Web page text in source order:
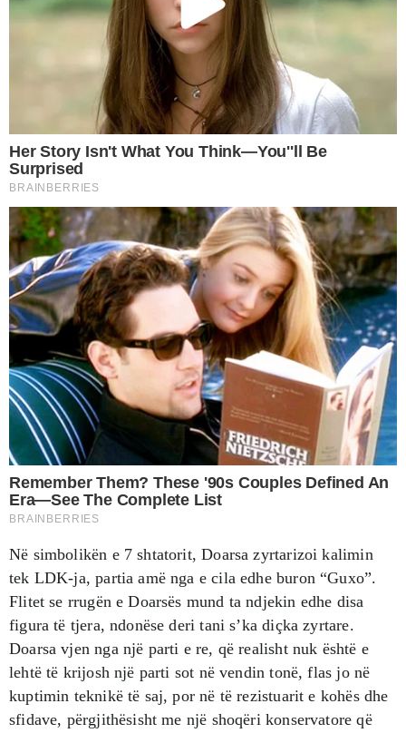
Në simbolikën e 7 shtatorit, Doarsa zyrtarizoi kalimin
tek LDK-ja, partia amë nga e cila edhe buron “Guxo”.
Flitet se rrugën e Doarsës mund ta ndjekin edhe disa
figura të tjera, ndonëse deri tani s’ka diçka zyrtare.
Doarsa vjen nga një parti e re, që realisht nuk është e
lehtë të krijosh një parti sot në vendin tonë, flas jo në
kuptimin teknikë të saj, por në të rezistuarit e kohës dhe
sfidave, përgjithësisht me një shoqëri konservatore që